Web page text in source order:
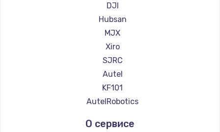
Восстановление данных
990 руб.
Заказать
Замена звуковой карты
1100 руб.
Заказать
Замена микрофона
DJI
Hubsan
MJX
Xiro
SJRC
Autel
KF101
AutelRobotics
О сервисе